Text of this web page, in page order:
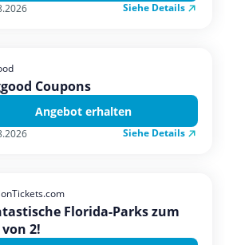
Siehe Details
Coupons
Angebot erhalten
Siehe Details
Florida-Parks zum
2!